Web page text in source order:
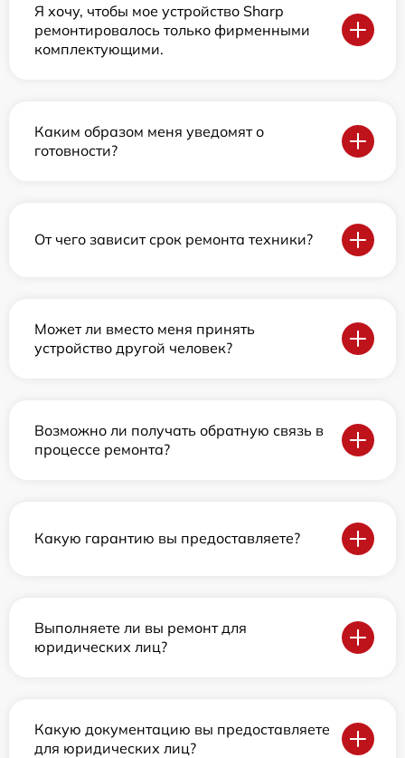
Я хочу, чтобы мое устройство Sharp
ремонтировалось только фирменными
комплектующими.
Каким образом меня уведомят о
готовности?
От чего зависит срок ремонта техники?
Может ли вместо меня принять
устройство другой человек?
Возможно ли получать обратную связь в
процессе ремонта?
Какую гарантию вы предоставляете?
Выполняете ли вы ремонт для
юридических лиц?
Какую документацию вы предоставляете
для юридических лиц?